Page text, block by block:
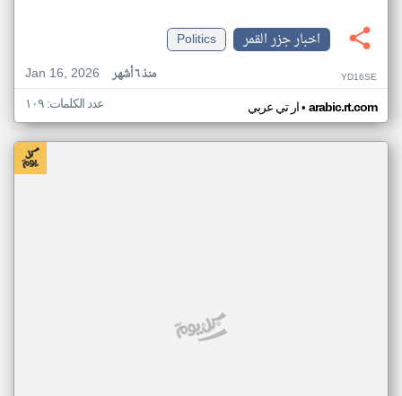
اخبار جزر القمر
Politics
Jan 16, 2026
منذ ٦ أشهر YD16SE
ار تي عربي• arabic.rt.com عدد الكلمات: ١٠٩